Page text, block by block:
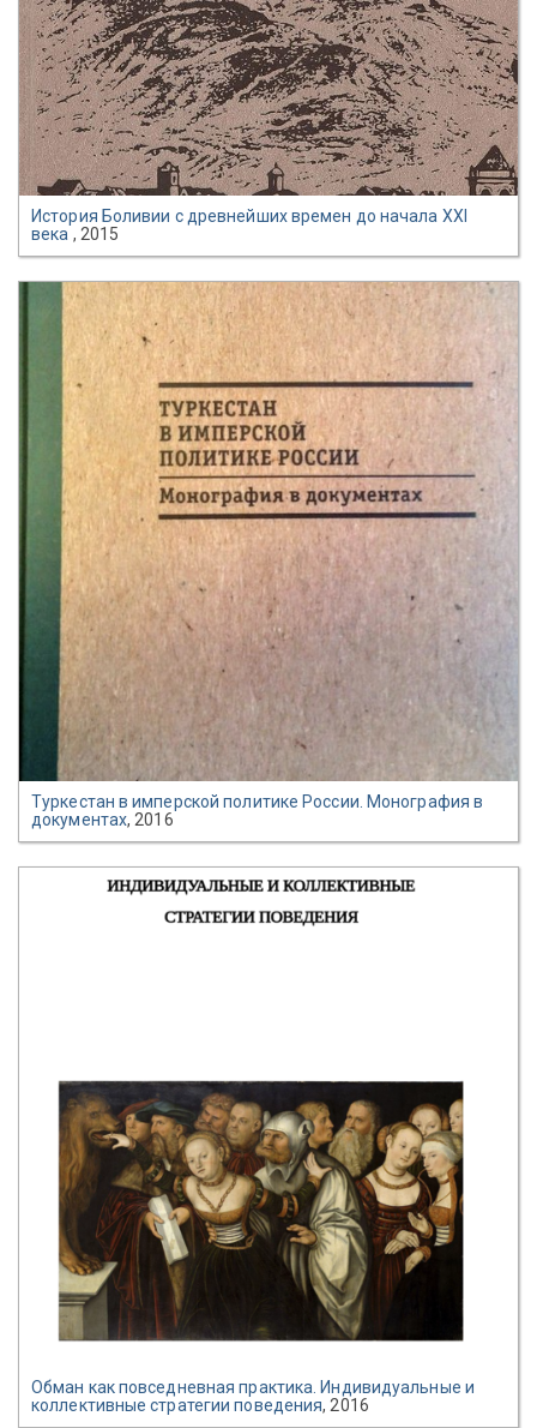
История Боливии с древнейших времен до начала XXI
века , 2015
Туркестан в имперской политике России. Монография в
документах, 2016
Обман как повседневная практика. Индивидуальные и
коллективные стратегии поведения, 2016